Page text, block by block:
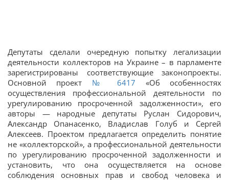
Депутаты сделали очередную попытку легализации
деятельности коллекторов на Украине – в парламенте
зарегистрированы соответствующие законопроекты.
Основной проект № 6417 «Об особенностях
осуществления профессиональной деятельности по
урегулированию просроченной задолженности», его
авторы — народные депутаты Руслан Сидорович,
Александр Опанасенко, Владислав Голуб и Сергей
Алексеев. Проектом предлагается определить понятие
не «коллекторской», а профессиональной деятельности
по урегулированию просроченной задолженности и
установить, что она осуществляется на основе
соблюдения основных прав и свобод человека и